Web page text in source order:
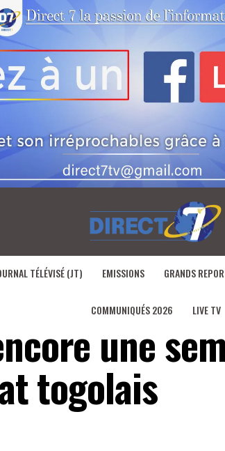
TÉLÉVISÉ (JT) EMISSIONS GRANDS
COMMUNIQUÉS 2026 LIVE TV
une
togolais